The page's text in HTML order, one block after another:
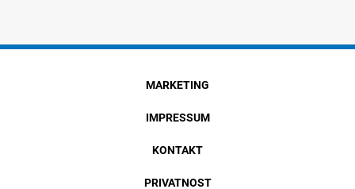
MARKETING
IMPRESSUM
KONTAKT
PRIVATNOST